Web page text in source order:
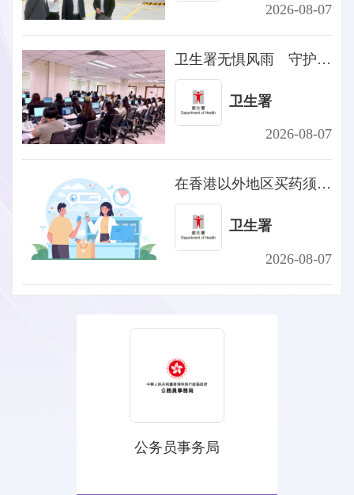
2026-08-07
卫生署无惧风雨 守护市民健康
卫生署
2026-08-07
在香港以外地区买药须知 合法、安全最重要
卫生署
2026-08-07
商务及经济发展局